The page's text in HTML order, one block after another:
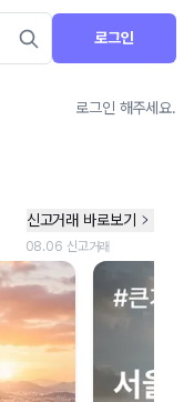
로그인
로그인 해주세요.